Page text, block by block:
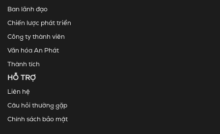
Ban lãnh đạo
Chiến lược phát triển
Công ty thành viên
Văn hóa An Phát
Thành tích
HỖ TRỢ
Liên hệ
Câu hỏi thường gặp
Chính sách bảo mật